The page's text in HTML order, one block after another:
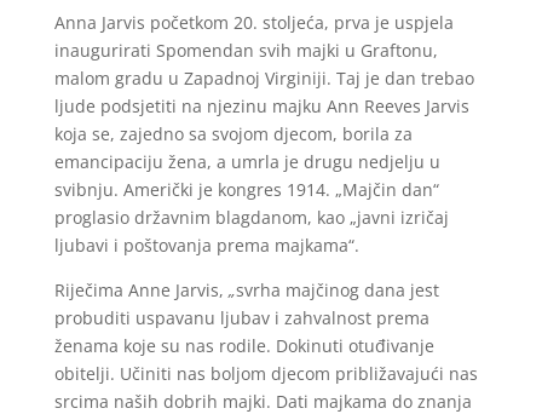
Anna Jarvis početkom 20. stoljeća, prva je uspjela
inaugurirati Spomendan svih majki u Graftonu,
malom gradu u Zapadnoj Virginiji. Taj je dan trebao
ljude podsjetiti na njezinu majku Ann Reeves Jarvis
koja se, zajedno sa svojom djecom, borila za
emancipaciju žena, a umrla je drugu nedjelju u
svibnju. Američki je kongres 1914. „Majčin dan“
proglasio državnim blagdanom, kao „javni izričaj
ljubavi i poštovanja prema majkama“.
Riječima Anne Jarvis, „svrha majčinog dana jest
probuditi uspavanu ljubav i zahvalnost prema
ženama koje su nas rodile. Dokinuti otuđivanje
obitelji. Učiniti nas boljom djecom približavajući nas
srcima naših dobrih majki. Dati majkama do znanja